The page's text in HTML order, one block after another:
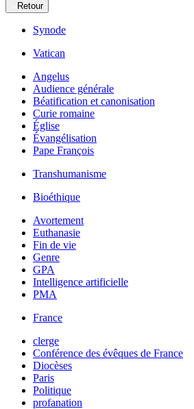
Retour
Synode
Vatican
Angelus
Audience générale
Béatification et canonisation
Curie romaine
Église
Évangélisation
Pape François
Transhumanisme
Bioéthique
Avortement
Euthanasie
Fin de vie
Genre
GPA
Intelligence artificielle
PMA
France
clerge
Conférence des évêques de France
Diocèses
Paris
Politique
profanation